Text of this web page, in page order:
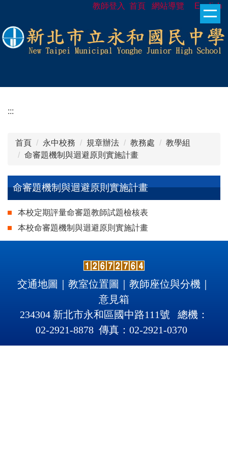
主
要
教師登入 首頁 網站導覽 English
:::
首頁 永中校務 規章辦法 教務處
教學組
命審題機制與迴避原則實施計畫
命審題機制與迴避原則實施計畫
本校定期評量命審題教師試題檢核表
本校命審題機制與迴避原則實施計畫
交通地圖 教室位置圖 教師座位與分機
意見箱
234304 新北市永和區國中路111號 總機：
02-2921-8878 傳真：02-2921-0370